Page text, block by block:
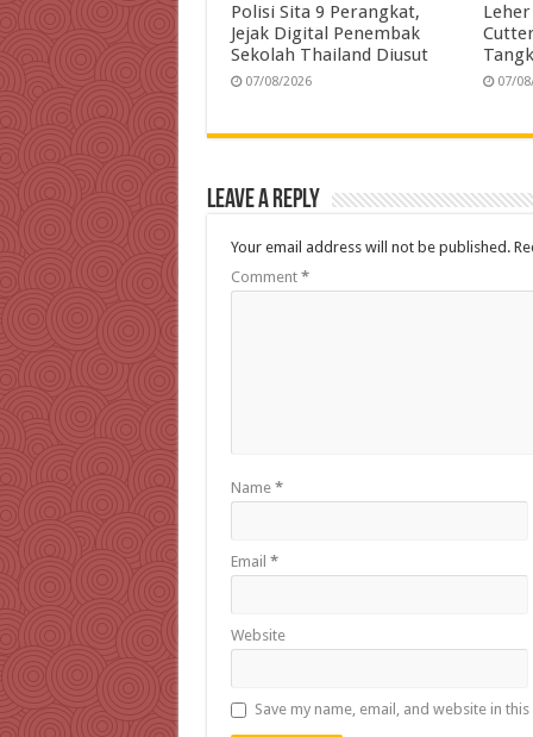
Polisi Sita 9 Perangkat,
Jejak Digital Penembak
Sekolah Thailand Diusut
07/08/2026 07/
Leave a Reply
Your email address will not be published.
Comment *
Name *
Email *
Website
Save my name, email, and website in